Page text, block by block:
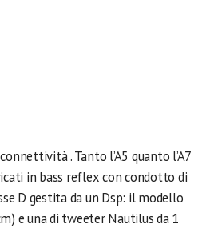
. Tanto l’A5 quanto l’A7
in bass reflex con condotto di
D gestita da un Dsp: il modello
e una di tweeter Nautilus da 1